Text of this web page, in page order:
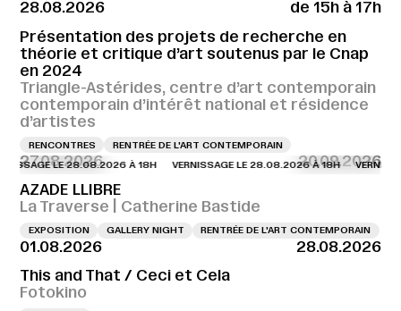
28.08.2026
de 15h à 17h
Présentation des projets de recherche en
théorie et critique d’art soutenus par le Cnap
en 2024
Triangle-Astérides, centre d’art contemporain
contemporain d’intérêt national et résidence
d’artistes
RENCONTRES RENTRÉE DE L'ART CONTEMPORAIN
27.08.2026 20.09.2026
LE 28.08.2026 À 18H VERNISSAGE LE 28.08.2026 À 18H VERNISSAGE
AZADE LLIBRE
La Traverse | Catherine Bastide
EXPOSITION GALLERY NIGHT RENTRÉE DE L'ART CONTEMPORAIN
01.08.2026
28.08.2026
This and That / Ceci et Cela
Fotokino